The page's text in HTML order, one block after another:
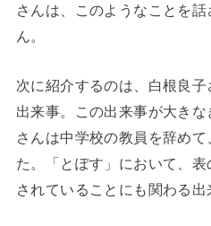
さんは、このようなことを
ん。
次に紹介するのは、白根良
出来事。この出来事が大き
さんは中学校の教員を辞め
た。「とぽす」において、
されていることにも関わる出